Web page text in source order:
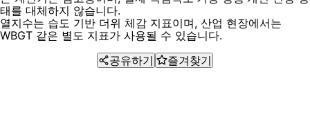
태를 대체하지 않습니다.
열지수는 습도 기반 더위 체감 지표이며, 산업 현장에서는
WBGT 같은 별도 지표가 사용될 수 있습니다.
공유하기
즐겨찾기